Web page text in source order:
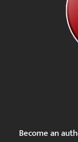
Become an